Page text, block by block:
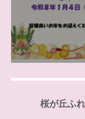
桜が丘ふ